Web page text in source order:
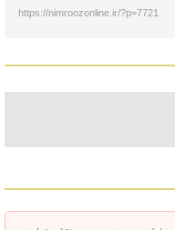
https://nimroozonline.ir/?p=7721